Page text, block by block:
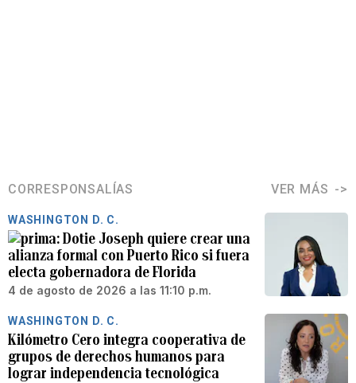
CORRESPONSALÍAS VER MÁS
WASHINGTON D. C.
Dotie Joseph quiere crear una
alianza formal con Puerto Rico si fuera
electa gobernadora de Florida
4 de agosto de 2026 a las 11:10 p.m.
WASHINGTON D. C.
Kilómetro Cero integra cooperativa de
grupos de derechos humanos para
lograr independencia tecnológica